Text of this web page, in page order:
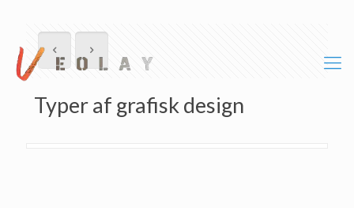
Typer af grafisk design